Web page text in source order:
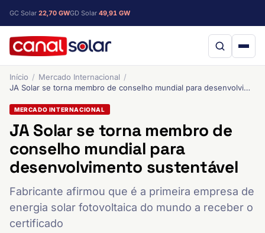
GC Solar 22,70 GWGD Solar 49,91 GW
Início
Mercado Internacional
JA Solar se torna membro de conselho mundial para desenvolvimento sustentável
MERCADO INTERNACIONAL
JA Solar se torna membro de
conselho mundial para
desenvolvimento sustentável
Fabricante afirmou que é a primeira empresa de
energia solar fotovoltaica do mundo a receber o
certificado